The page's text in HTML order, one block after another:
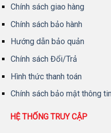
Chính sách giao hàng
Chính sách bảo hành
Hướng dẫn bảo quản
Chính sách Đổi/Trả
Hình thức thanh toán
Chính sách bảo mật thông
HỆ THỐNG TRUY CẬP